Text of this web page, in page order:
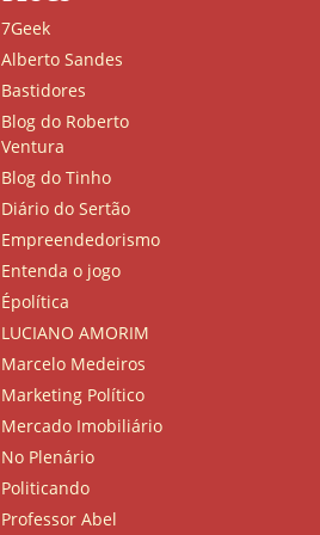
7Geek
Alberto Sandes
Bastidores
Blog do Roberto
Ventura
Blog do Tinho
Diário do Sertão
Empreendedorismo
Entenda o jogo
Épolítica
LUCIANO AMORIM
Marcelo Medeiros
Marketing Político
Mercado Imobiliário
No Plenário
Politicando
Professor Abel